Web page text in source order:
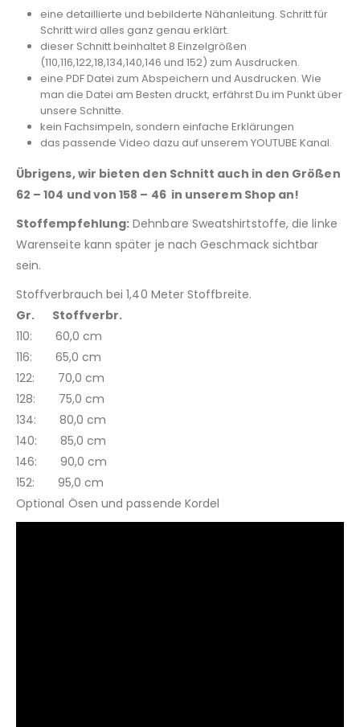
eine detaillierte und bebilderte Nähanleitung. Schritt für
Schritt wird alles ganz genau erklärt.
dieser Schnitt beinhaltet 8 Einzelgrößen
(110,116,122,18,134,140,146 und 152) zum Ausdrucken.
eine PDF Datei zum Abspeichern und Ausdrucken. Wie
man die Datei am Besten druckt, erfährst Du im Punkt über
unsere Schnitte.
kein Fachsimpeln, sondern einfache Erklärungen
das passende Video dazu auf unserem YOUTUBE Kanal.
Übrigens, wir bieten den Schnitt auch in den Größen
62 – 104 und von 158 – 46 in unserem Shop an!
Stoffempfehlung: Dehnbare Sweatshirtstoffe, die linke
Warenseite kann später je nach Geschmack sichtbar
sein.
Stoffverbrauch bei 1,40 Meter Stoffbreite.
Gr. Stoffverbr.
110: 60,0 cm
116: 65,0 cm
122: 70,0 cm
128: 75,0 cm
134: 80,0 cm
140: 85,0 cm
146: 90,0 cm
152: 95,0 cm
Optional Ösen und passende Kordel